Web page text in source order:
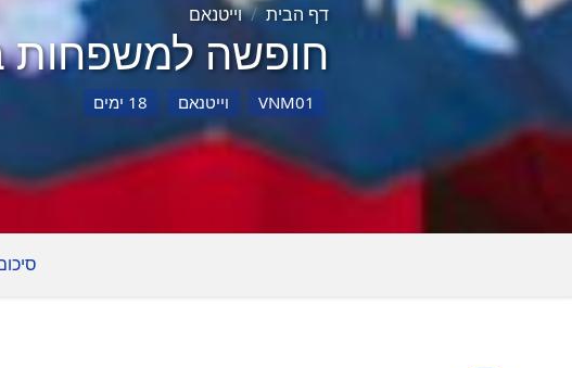
דף הבית וייטנאם
חופשה למשפחות
VNM01 וייטנאם 18 ימים